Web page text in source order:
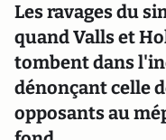
Les ravages du
quand Valls et
tombent dans
dénonçant celle
opposants au